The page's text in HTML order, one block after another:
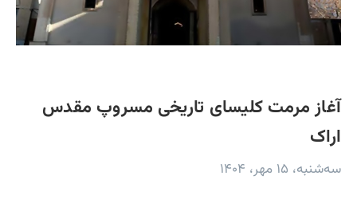
آغاز مرمت کلیسای تاریخی مسروپ مقدس
اراک
سه‌شنبه، ۱۵ مهر، ۱۴۰۴